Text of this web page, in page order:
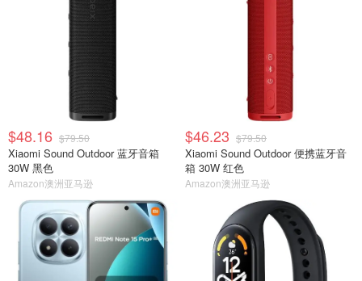
$48.16 $79.50
Xiaomi Sound Outdoor 蓝牙音箱
30W 黑色
Amazon澳洲亚马逊
$46.23 $79.50
Xiaomi Sound Outdoor 便携蓝牙音
箱 30W 红色
Amazon澳洲亚马逊